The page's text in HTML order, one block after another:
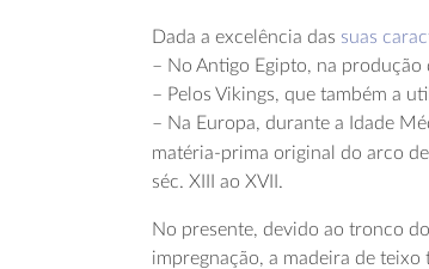
Dada a excelência das suas
– No Antigo Egipto, na produção
– Pelos Vikings, que também a
– Na Europa, durante a Idade
matéria-prima original do arco
séc. XIII ao XVII.
No presente, devido ao tronco
impregnação, a madeira de